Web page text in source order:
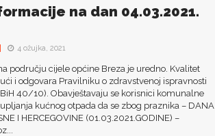
na dan 04.03.2021.
4 ožujka, 2021
području cijele općine Breza je uredno. Kvalitet
i odgovara Pravilniku o zdravstvenoj ispravnosti
40/10). Obavještavaju se korisnici komunalne
kućnog otpada da se zbog praznika – DANA
I HERCEGOVINE (01.03.2021.GODINE) –